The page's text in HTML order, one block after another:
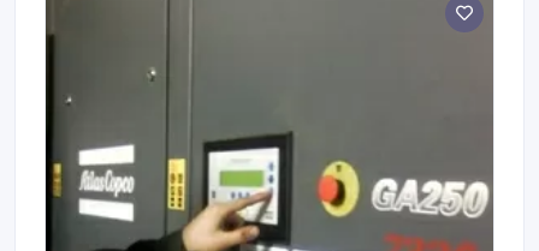
оборудование; Подъемное оборудование
Гидравлика, пневмоавтоматика, запорная
виброоборудование; Медные трубки, прокатная
продукция, алюминий, прессовая продукция листы,
рулоны, плиты и т.